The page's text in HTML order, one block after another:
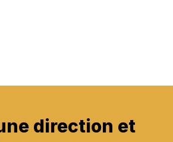
direction et